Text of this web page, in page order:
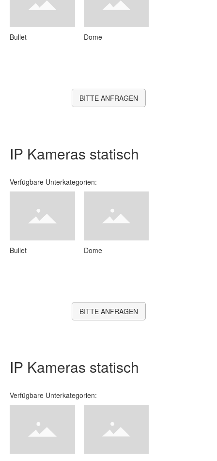
Bullet Dome
BITTE ANFRAGEN
IP Kameras statisch
Verfügbare Unterkategorien:
Bullet Dome
BITTE ANFRAGEN
IP Kameras statisch
Verfügbare Unterkategorien: